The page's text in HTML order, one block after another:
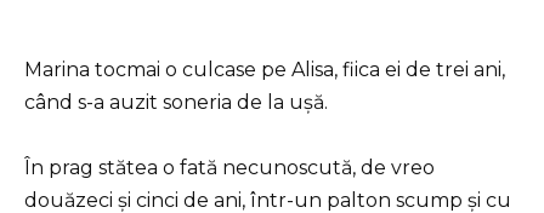
Marina tocmai o culcase pe Alisa, fiica ei de trei ani,
când s-a auzit soneria de la ușă.
În prag stătea o fată necunoscută, de vreo
douăzeci și cinci de ani, într-un palton scump și cu